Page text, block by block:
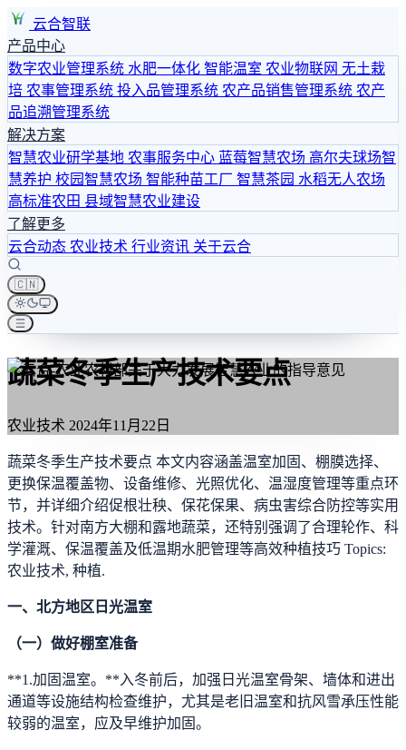
云合智联
产品中心
数字农业管理系统 水肥一体化 智能温室 农业物联网 无土栽
培 农事管理系统 投入品管理系统 农产品销售管理系统 农产
品追溯管理系统
解决方案
智慧农业研学基地 农事服务中心 蓝莓智慧农场 高尔夫球场智
慧养护 校园智慧农场 智能种苗工厂 智慧茶园 水稻无人农场
高标准农田 县域智慧农业建设
了解更多
云合动态 农业技术 行业资讯 关于云合
🇨🇳
蔬菜冬季生产技术要点
农业技术 2024年11月22日
蔬菜冬季生产技术要点 本文内容涵盖温室加固、棚膜选择、
更换保温覆盖物、设备维修、光照优化、温湿度管理等重点环
节，并详细介绍促根壮秧、保花保果、病虫害综合防控等实用
技术。针对南方大棚和露地蔬菜，还特别强调了合理轮作、科
学灌溉、保温覆盖及低温期水肥管理等高效种植技巧 Topics:
农业技术, 种植.
一、北方地区日光温室
（一）做好棚室准备
**1.加固温室。**入冬前后，加强日光温室骨架、墙体和进出
通道等设施结构检查维护，尤其是老旧温室和抗风雪承压性能
较弱的温室，应及早维护加固。